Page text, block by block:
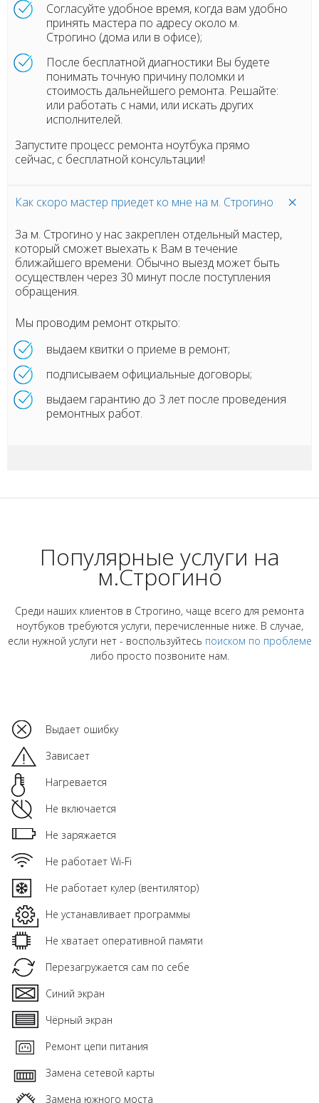
Согласуйте удобное время, когда вам удобно
принять мастера по адресу около м.
Строгино (дома или в офисе);
После бесплатной диагностики Вы будете
понимать точную причину поломки и
стоимость дальнейшего ремонта. Решайте:
или работать с нами, или искать других
исполнителей.
Запустите процесс ремонта ноутбука прямо
сейчас, с бесплатной консультации!
Как скоро мастер приедет ко мне на м. Строгино
За м. Строгино у нас закреплен отдельный мастер,
который сможет выехать к Вам в течение
ближайшего времени. Обычно выезд может быть
осуществлен через 30 минут после поступления
обращения.
Мы проводим ремонт открыто:
выдаем квитки о приеме в ремонт;
подписываем официальные договоры;
выдаем гарантию до 3 лет после проведения
ремонтных работ.
Популярные услуги на
м.Строгино
Среди наших клиентов в Строгино, чаще всего для ремонта
ноутбуков требуются услуги, перечисленные ниже. В случае,
если нужной услуги нет - воспользуйтесь поиском по проблеме
либо просто позвоните нам.
Выдает ошибку
Зависает
Нагревается
Не включается
Не заряжается
Не работает Wi-Fi
Не работает кулер (вентилятор)
Не устанавливает программы
Не хватает оперативной памяти
Перезагружается сам по себе
Синий экран
Чёрный экран
Ремонт цепи питания
Замена сетевой карты
Замена южного моста